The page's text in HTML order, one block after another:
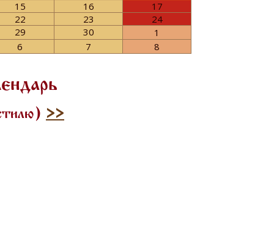
15
16
17
22
23
24
29
30
1
6
7 8
>>